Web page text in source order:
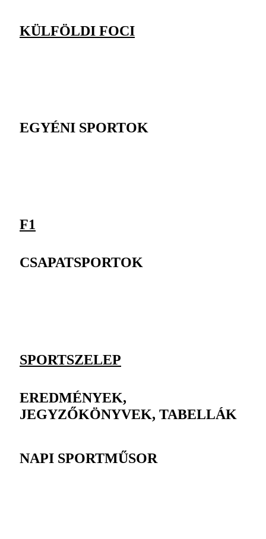
KÜLFÖLDI FOCI
EGYÉNI SPORTOK
F1
CSAPATSPORTOK
SPORTSZELEP
EREDMÉNYEK,
JEGYZŐKÖNYVEK, TABELLÁK
NAPI SPORTMŰSOR